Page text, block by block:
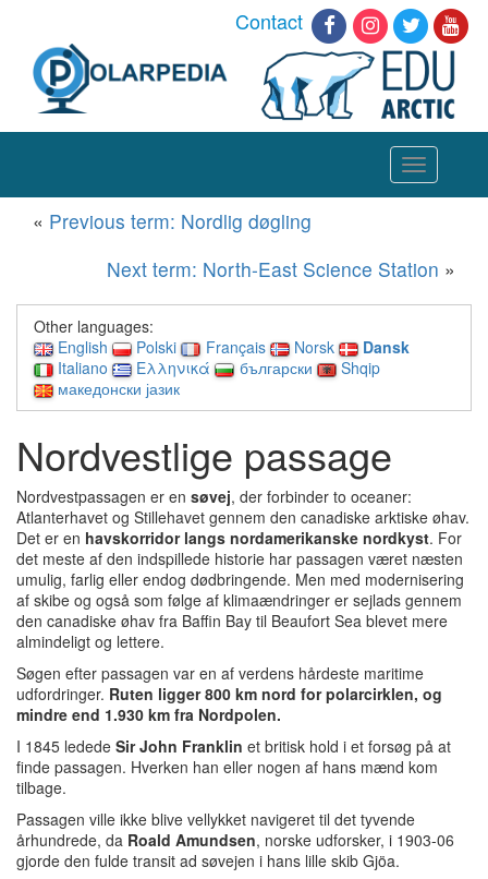
Contact
Toggle
navigation
« Previous term: Nordlig døgling
Next term: North-East Science Station »
Other languages:
English
Polski Français Norsk
Dansk
Italiano
Ελληνικά български
Shqip
македонски јазик
Nordvestlige passage
Nordvestpassagen er en søvej, der forbinder to oceaner:
Atlanterhavet og Stillehavet gennem den canadiske arktiske øhav.
Det er en havskorridor langs nordamerikanske nordkyst. For
det meste af den indspillede historie har passagen været næsten
umulig, farlig eller endog dødbringende. Men med modernisering
af skibe og også som følge af klimaændringer er sejlads gennem
den canadiske øhav fra Baffin Bay til Beaufort Sea blevet mere
almindeligt og lettere.
Søgen efter passagen var en af verdens hårdeste maritime
udfordringer. Ruten ligger 800 km nord for polarcirklen, og
mindre end 1.930 km fra Nordpolen.
I 1845 ledede Sir John Franklin et britisk hold i et forsøg på at
finde passagen. Hverken han eller nogen af hans mænd kom
tilbage.
Passagen ville ikke blive vellykket navigeret til det tyvende
århundrede, da Roald Amundsen, norske udforsker, i 1903-06
gjorde den fulde transit ad søvejen i hans lille skib Gjöa.